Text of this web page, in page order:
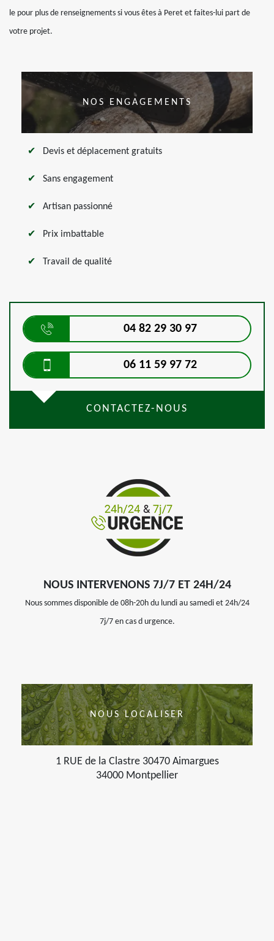
le pour plus de renseignements si vous êtes à Peret et faites-lui part de
votre projet.
NOS ENGAGEMENTS
Devis et déplacement gratuits
Sans engagement
Artisan passionné
Prix imbattable
Travail de qualité
04 82 29 30 97
06 11 59 97 72
CONTACTEZ-NOUS
NOUS INTERVENONS 7J/7 ET 24H/24
Nous sommes disponible de 08h-20h du lundi au samedi et 24h/24
7j/7 en cas d urgence.
NOUS LOCALISER
1 RUE de la Clastre 30470 Aimargues
34000 Montpellier